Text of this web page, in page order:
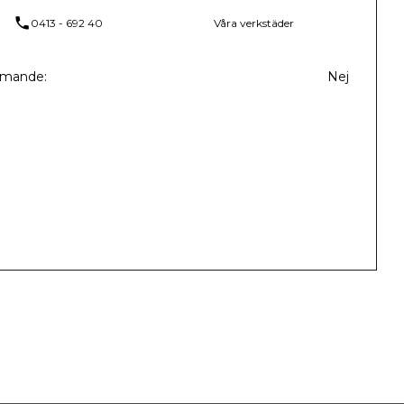
phone 0413 - 692 40 Våra verkstäder
Nej